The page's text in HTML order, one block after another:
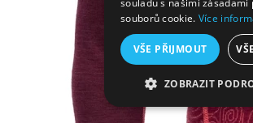
souladu s našimi zásadami
souborů cookie. Více
VŠE PŘIJMOUT
ZOBRAZIT
NEZBYTNĚ NUTNÉ